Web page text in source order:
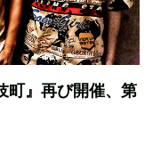
町』再び開催、第